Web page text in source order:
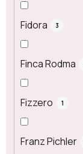
Fidora 3
Finca Rodma
Fizzero 1
Franz Pichler